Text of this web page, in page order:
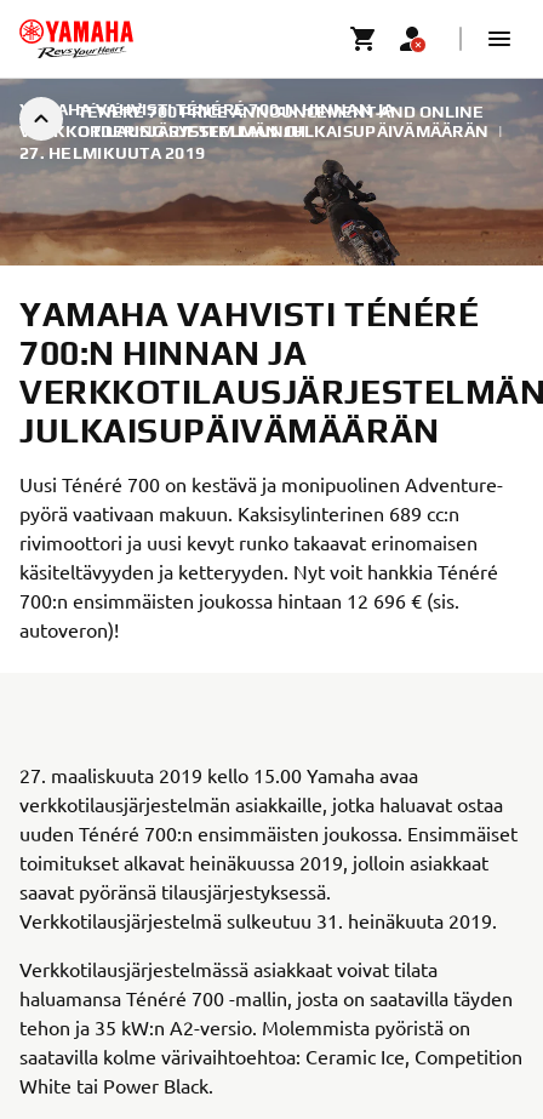
TÉNÉRÉ 700 PRICE ANNOUNCEMENT AND ONLINE
ORDERING SYSTEM LAUNCH
YAMAHA VAHVISTI TÉNÉRÉ 700:N HINNAN JA
VERKKOTILAUSJÄRJESTELMÄN JULKAISUPÄIVÄMÄÄRÄN |
27. HELMIKUUTA 2019
YAMAHA VAHVISTI TÉNÉRÉ
700:N HINNAN JA
JULKAISUPÄIVÄMÄÄRÄN
Uusi Ténéré 700 on kestävä ja monipuolinen Adventure-
pyörä vaativaan makuun. Kaksisylinterinen 689 cc:n
rivimoottori ja uusi kevyt runko takaavat erinomaisen
käsiteltävyyden ja ketteryyden. Nyt voit hankkia Ténéré
700:n ensimmäisten joukossa hintaan 12 696 € (sis.
autoveron)!
27. maaliskuuta 2019 kello 15.00 Yamaha avaa
verkkotilausjärjestelmän asiakkaille, jotka haluavat ostaa
uuden Ténéré 700:n ensimmäisten joukossa. Ensimmäiset
toimitukset alkavat heinäkuussa 2019, jolloin asiakkaat
saavat pyöränsä tilausjärjestyksessä.
Verkkotilausjärjestelmä sulkeutuu 31. heinäkuuta 2019.
Verkkotilausjärjestelmässä asiakkaat voivat tilata
haluamansa Ténéré 700 -mallin, josta on saatavilla täyden
tehon ja 35 kW:n A2-versio. Molemmista pyöristä on
saatavilla kolme värivaihtoehtoa: Ceramic Ice, Competition
White tai Power Black.